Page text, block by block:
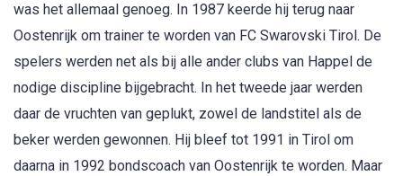
was het allemaal genoeg. In 1987 keerde hij terug naar
Oostenrijk om trainer te worden van FC Swarovski Tirol. De
spelers werden net als bij alle ander clubs van Happel de
nodige discipline bijgebracht. In het tweede jaar werden
daar de vruchten van geplukt, zowel de landstitel als de
beker werden gewonnen. Hij bleef tot 1991 in Tirol om
daarna in 1992 bondscoach van Oostenrijk te worden. Maar